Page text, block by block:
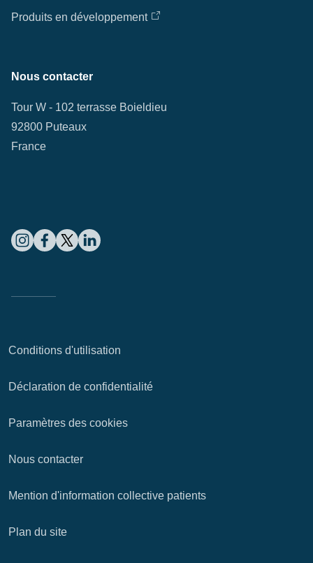
Produits en développement
Nous contacter
Tour W - 102 terrasse Boieldieu
92800 Puteaux
France
Conditions d'utilisation
Déclaration de confidentialité
Paramètres des cookies
Nous contacter
Mention d'information collective patients
Plan du site